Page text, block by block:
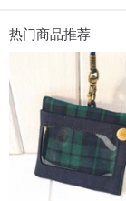
热门商品推荐